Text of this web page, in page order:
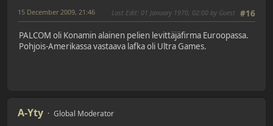
#16
15 December 2009, 21:46 Last Edit: 01 January 1970, 02:00 by Guest
PALCOM oli Konamin alainen pelien levittäjäfirma Euroopassa.
Pohjois-Amerikassa vastaava lafka oli Ultra Games.
A-Yty Global Moderator